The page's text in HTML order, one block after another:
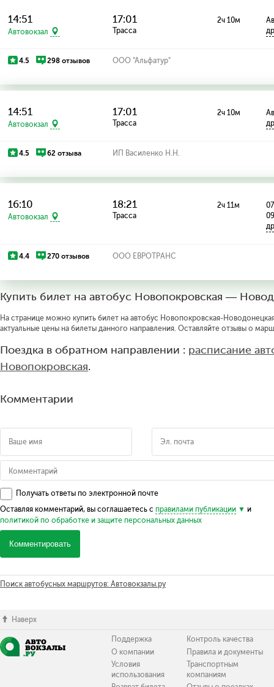
14:51
Автовокзал
17:01
Трасса
2ч 10м
4.5 298 отзывов ООО "Альфатур"
14:51
Автовокзал
17:01
Трасса
2ч 10м
4.5 62 отзыва ИП Василенко Н.Н.
16:10
Автовокзал
18:21
Трасса
2ч 11м
4.4 270 отзывов ООО ЕВРОТРАНС
Купить билет на автобус Новопокровская —
На странице можно купить билет на автобус Новопокровская-
актуальные цены на билеты данного направления. Оставляйте отзывы о
Поездка в обратном направлении : расписание
Новопокровская.
Комментарии
Получать ответы по электронной почте
Оставляя комментарий, вы соглашаетесь с правилами публикации
и
политикой по обработке и защите персональных данных
Комментировать
Поиск автобусных маршрутов: Автовокзалы.ру
Наверх
Поддержка
О компании
Условия
использования
Контроль качества
Правила и документы
Транспортным
компаниям